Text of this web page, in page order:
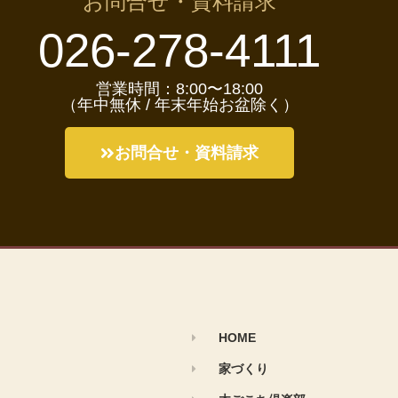
026-278-4111
営業時間：8:00〜18:00
（年中無休 / 年末年始お盆除く）
お問合せ・資料請求
HOME
家づくり